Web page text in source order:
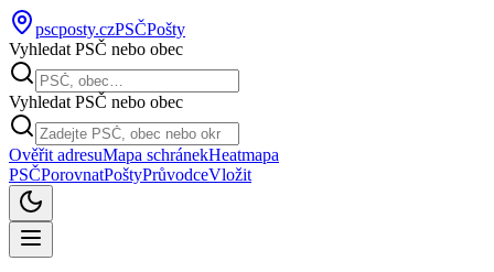
pscposty.czPSČPošty
Vyhledat PSČ nebo obec
Vyhledat PSČ nebo obec
Ověřit adresuMapa schránekHeatmapa
PSČPorovnatPoštyPrůvodceVložit